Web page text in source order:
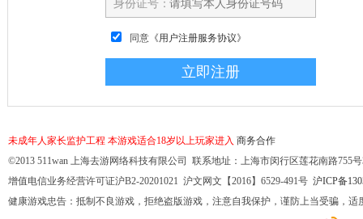
身份证号：
同意 《用户注册服务协议》
未成年人家长监护工程 本游戏适合18岁以上玩家进入 商务合作
©2013 511wan 上海去游网络科技有限公司 联系地址：上海市闵行区莲花南路755
增值电信业务经营许可证沪B2-20201021 沪文网文【2016】6529-491号 沪ICP备
健康游戏忠告：抵制不良游戏，拒绝盗版游戏，注意自我保护，谨防上当受骗，